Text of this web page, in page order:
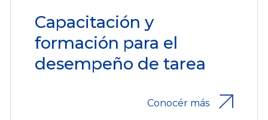
Capacitación y
formación para el
desempeño de tarea
Conocér más